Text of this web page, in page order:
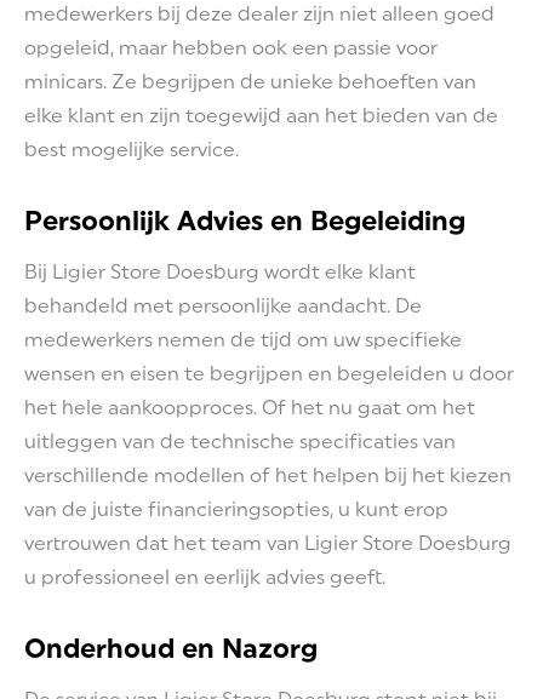
medewerkers bij deze dealer zijn niet alleen goed
opgeleid, maar hebben ook een passie voor
minicars. Ze begrijpen de unieke behoeften van
elke klant en zijn toegewijd aan het bieden van de
best mogelijke service.
Persoonlijk Advies en Begeleiding
Bij Ligier Store Doesburg wordt elke klant
behandeld met persoonlijke aandacht. De
medewerkers nemen de tijd om uw specifieke
wensen en eisen te begrijpen en begeleiden u door
het hele aankoopproces. Of het nu gaat om het
uitleggen van de technische specificaties van
verschillende modellen of het helpen bij het kiezen
van de juiste financieringsopties, u kunt erop
vertrouwen dat het team van Ligier Store Doesburg
u professioneel en eerlijk advies geeft.
Onderhoud en Nazorg